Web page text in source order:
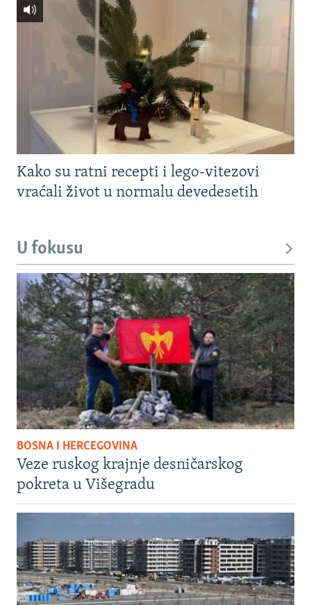
Kako su ratni recepti i lego-vitezovi
vraćali život u normalu devedesetih
U fokusu
BOSNA I HERCEGOVINA
Veze ruskog krajnje desničarskog
pokreta u Višegradu